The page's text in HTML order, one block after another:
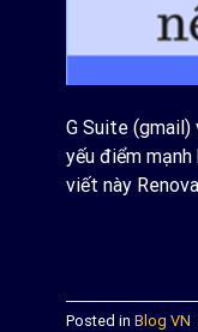
G Suite (gmail)
yếu điểm mạnh
viết này
Posted in Blog VN